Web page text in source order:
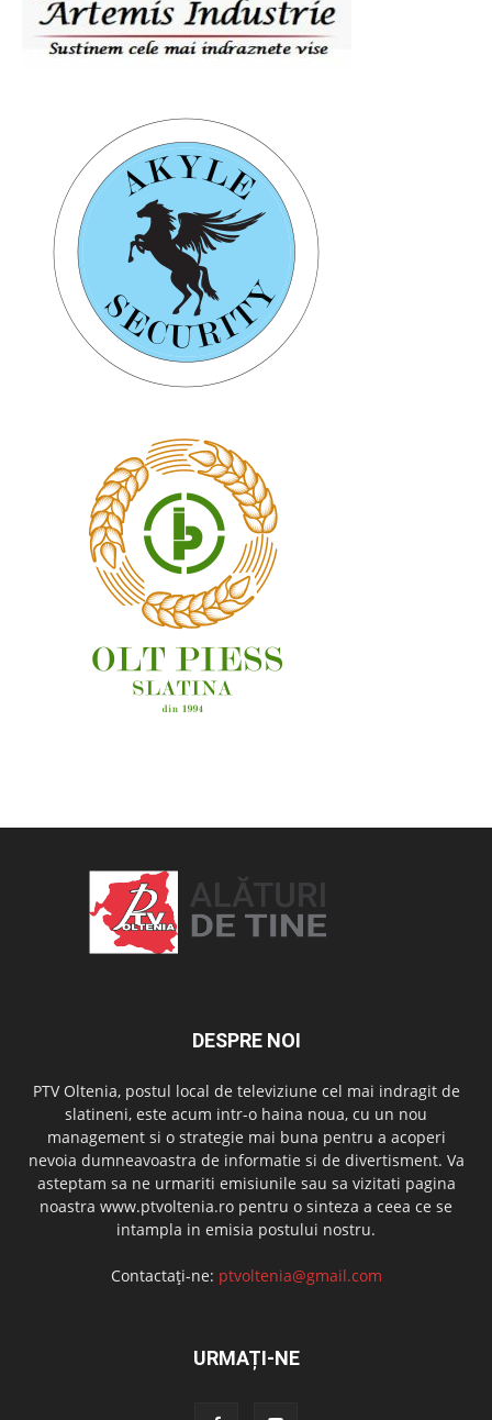
DESPRE NOI
PTV Oltenia, postul local de televiziune cel mai indragit de
slatineni, este acum intr-o haina noua, cu un nou
management si o strategie mai buna pentru a acoperi
nevoia dumneavoastra de informatie si de divertisment. Va
asteptam sa ne urmariti emisiunile sau sa vizitati pagina
noastra www.ptvoltenia.ro pentru o sinteza a ceea ce se
intampla in emisia postului nostru.
Contactați-ne: ptvoltenia@gmail.com
URMAȚI-NE